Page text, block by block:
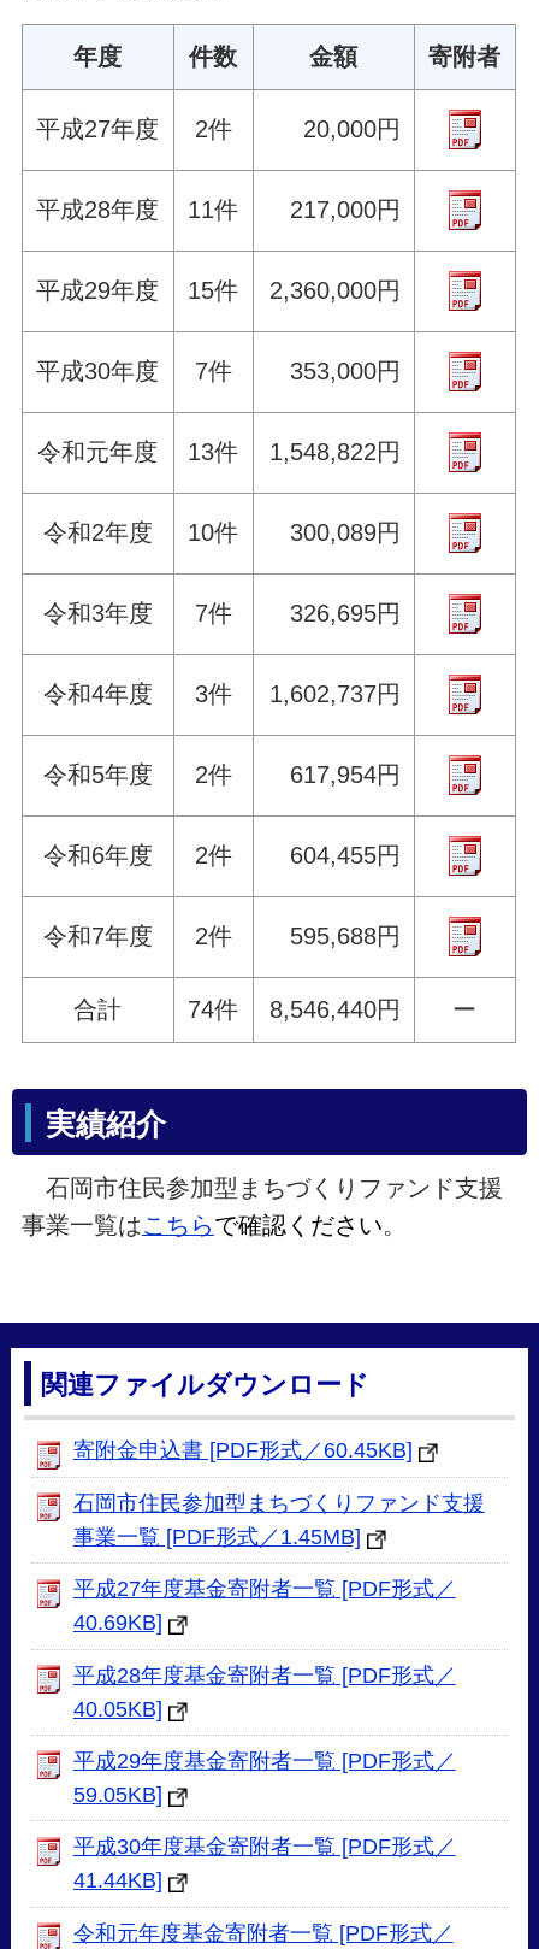
年度 件数 金額 寄附者
平成27年度 2件 20,000円
平成28年度 11件 217,000円
平成29年度 15件 2,360,000円
平成30年度 7件 353,000円
令和元年度 13件 1,548,822円
令和2年度 10件 300,089円
令和3年度 7件 326,695円
令和4年度 3件 1,602,737円
令和5年度 2件 617,954円
令和6年度 2件 604,455円
令和7年度 2件 595,688円
合計 74件 8,546,440円 ー
実績紹介
石岡市住民参加型まちづくりファンド支援
事業一覧はこちらで確認ください。
関連ファイルダウンロード
寄附金申込書 [PDF形式／60.45KB]
石岡市住民参加型まちづくりファンド支援
事業一覧 [PDF形式／1.45MB]
平成27年度基金寄附者一覧 [PDF形式／
40.69KB]
平成28年度基金寄附者一覧 [PDF形式／
40.05KB]
平成29年度基金寄附者一覧 [PDF形式／
59.05KB]
平成30年度基金寄附者一覧 [PDF形式／
41.44KB]
令和元年度基金寄附者一覧 [PDF形式／